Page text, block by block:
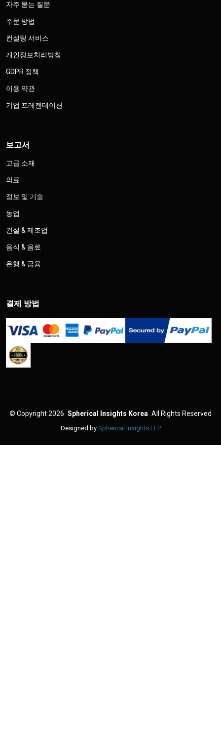
자주 묻는 질문
주문 방법
컨설팅 서비스
개인정보처리방침
GDPR 정책
이용 약관
기업 프레젠테이션
보고서
고급 소재
의료
정보 및 기술
농업
건설 & 제조업
음식 & 음료
은행 & 금융
결제 방법
© Copyright 2026 Spherical Insights Korea All Rights Reserved
Designed by Spherical Insights LLP